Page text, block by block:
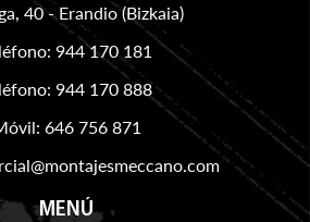
40- Erandio(Bizkaia)
944 170 181
944 170 888
646 756 871
MENÚ